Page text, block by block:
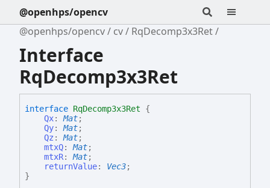
@openhps/opencv
@openhps/opencv
cv RqDecomp3x3Ret
Interface
RqDecomp3x3Ret
interface RqDecomp3x3Ret {
Qx:Mat;
Qy:Mat;
Qz :Mat;
mtxQ:Mat;
mtxR:Mat;
returnValue: Vec3;
}